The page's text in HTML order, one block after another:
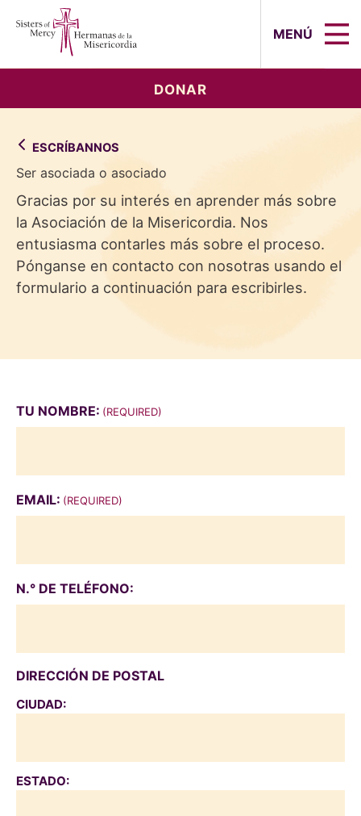
MENÚ
DONAR
ESCRÍBANNOS
Ser asociada o asociado
Gracias por su interés en aprender más sobre
la Asociación de la Misericordia. Nos
entusiasma contarles más sobre el proceso.
Pónganse en contacto con nosotras usando el
formulario a continuación para escribirles.
TU NOMBRE: (REQUIRED)
EMAIL: (REQUIRED)
N.° DE TELÉFONO:
DIRECCIÓN DE POSTAL
CIUDAD:
ESTADO: